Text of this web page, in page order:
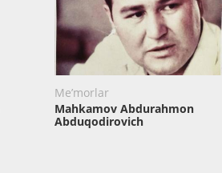
Me’morlar
Mahkamov Abdurahmon
Abduqodirovich